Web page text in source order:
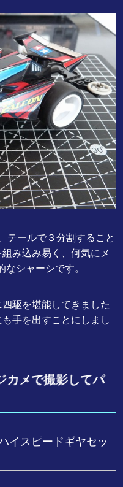
テールで３分割すること
み込み易く、何気にメ
シャーシです。
駆を堪能してきました
手を出すことにしまし
カメで撮影してパ
イスピードギヤセッ